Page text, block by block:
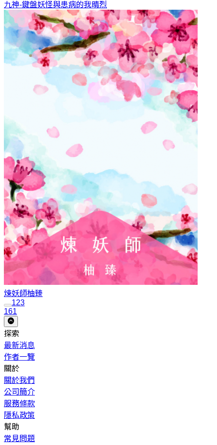
九神-鍵盤妖怪與患病的我晴烈
煉妖師柚臻
123
161
探索
最新消息
作者一覽
關於
關於我們
公司簡介
服務條款
隱私政策
幫助
常見問題